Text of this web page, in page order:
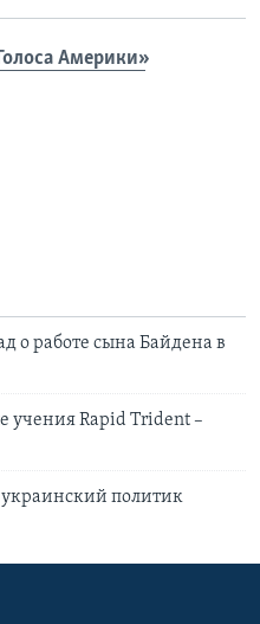
Америки»
о работе сына Байдена в
учения Rapid Trident –
политик